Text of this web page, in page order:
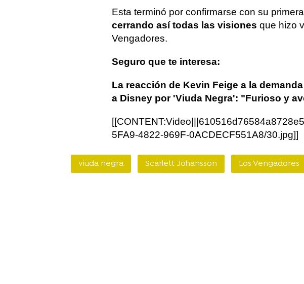
Esta terminó por confirmarse con su
cerrando así todas las visiones que hizo
Vengadores.
Seguro que te interesa:
La reacción de Kevin Feige a la
a Disney por 'Viuda Negra': "Furioso y
5FA9-4822-969F-0ACDECF551A8/30.jpg]]
viuda negra Scarlett Johansson Los Vengadores